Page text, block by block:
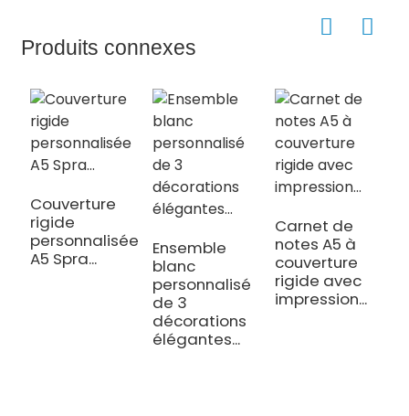
Produits connexes
Couverture
rigide
personnalisée
A5 Spra...
Ensemble
blanc
personnalisé
de 3
décorations
élégantes...
Carnet de
notes A5 à
couverture
rigide avec
impression...